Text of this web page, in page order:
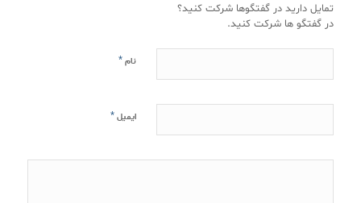
تمایل دارید در گفتگوها شرکت کنید؟
در گفتگو ها شرکت کنید.
نام *
ایمیل *